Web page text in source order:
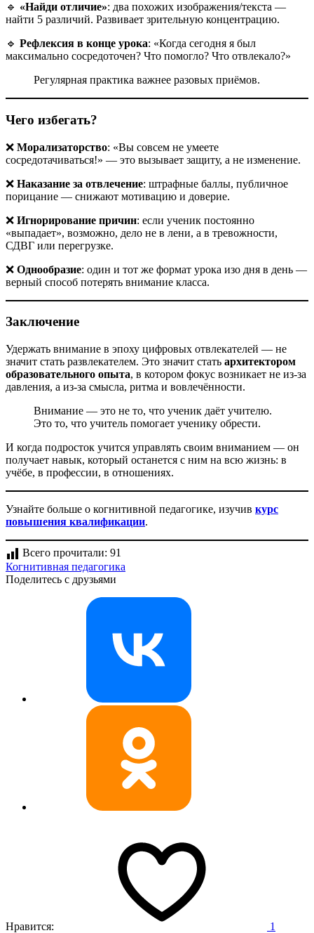
🔹 «Найди отличие»: два похожих изображения/текста —
найти 5 различий. Развивает зрительную концентрацию.
🔹 Рефлексия в конце урока: «Когда сегодня я был
максимально сосредоточен? Что помогло? Что отвлекало?»
Регулярная практика важнее разовых приёмов.
Чего избегать?
❌ Морализаторство: «Вы совсем не умеете
сосредотачиваться!» — это вызывает защиту, а не изменение.
❌ Наказание за отвлечение: штрафные баллы, публичное
порицание — снижают мотивацию и доверие.
❌ Игнорирование причин: если ученик постоянно
«выпадает», возможно, дело не в лени, а в тревожности,
СДВГ или перегрузке.
❌ Однообразие: один и тот же формат урока изо дня в день —
верный способ потерять внимание класса.
Заключение
Удержать внимание в эпоху цифровых отвлекателей — не
значит стать развлекателем. Это значит стать архитектором
образовательного опыта, в котором фокус возникает не из-за
давления, а из-за смысла, ритма и вовлечённости.
Внимание — это не то, что ученик даёт учителю.
Это то, что учитель помогает ученику обрести.
И когда подросток учится управлять своим вниманием — он
получает навык, который останется с ним на всю жизнь: в
учёбе, в профессии, в отношениях.
Узнайте больше о когнитивной педагогике, изучив курс
повышения квалификации.
Всего прочитали: 91
Когнитивная педагогика
Поделитесь с друзьями
Нравится: 1